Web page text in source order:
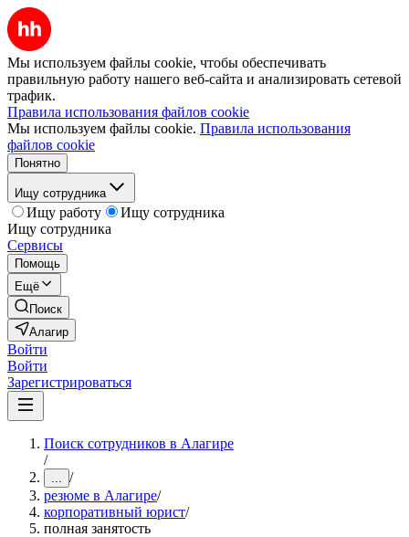
Мы используем файлы cookie, чтобы обеспечивать
правильную работу нашего веб-сайта и анализировать сетевой
трафик.
Правила использования файлов cookie
Мы используем файлы cookie. Правила использования
файлов cookie
Понятно
Ищу сотрудника
Ищу работу
Ищу сотрудника
Ищу сотрудника
Сервисы
Помощь
Ещё
Поиск
Алагир
Войти
Войти
Зарегистрироваться
Поиск сотрудников в Алагире
/
... /
резюме в Алагире/
корпоративный юрист/
полная занятость